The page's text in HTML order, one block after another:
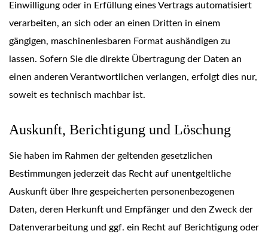
Einwilligung oder in Erfüllung eines Vertrags automatisiert
verarbeiten, an sich oder an einen Dritten in einem
gängigen, maschinenlesbaren Format aushändigen zu
lassen. Sofern Sie die direkte Übertragung der Daten an
einen anderen Verantwortlichen verlangen, erfolgt dies nur,
soweit es technisch machbar ist.
Auskunft, Berichtigung und Löschung
Sie haben im Rahmen der geltenden gesetzlichen
Bestimmungen jederzeit das Recht auf unentgeltliche
Auskunft über Ihre gespeicherten personenbezogenen
Daten, deren Herkunft und Empfänger und den Zweck der
Datenverarbeitung und ggf. ein Recht auf Berichtigung oder